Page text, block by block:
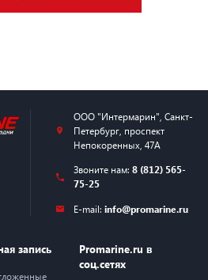
ООО "Интермарин" Санкт-
Петербург, проспект
Непокоренных, 47А
Звоните нам: 8 (812) 565-
75-25
E-mail: info@promarine.ru
запись
Promarine.ru в
соц.сетях